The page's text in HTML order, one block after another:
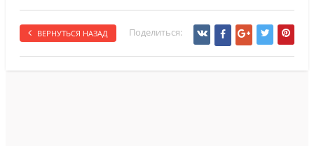
ВЕРНУТЬСЯ НАЗАД Поделиться: